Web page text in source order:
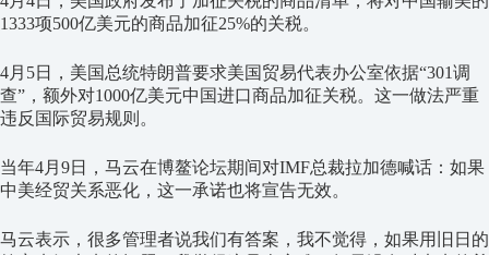
1333项500亿美元的商品加征25%的关税。
4月5日，美国总统特朗普要求美国贸易代表办公室依据“301调
查”，额外对1000亿美元中国进口商品加征关税。这一做法严重
违反国际贸易规则。
当年4月9日，马云在博鳌论坛期间对IMF总裁拉加德喊话：如果
中美经贸关系恶化，这一承诺也将宣告无效。
马云表示，很多管理者说我们有答案，我不觉得，如果用旧日的